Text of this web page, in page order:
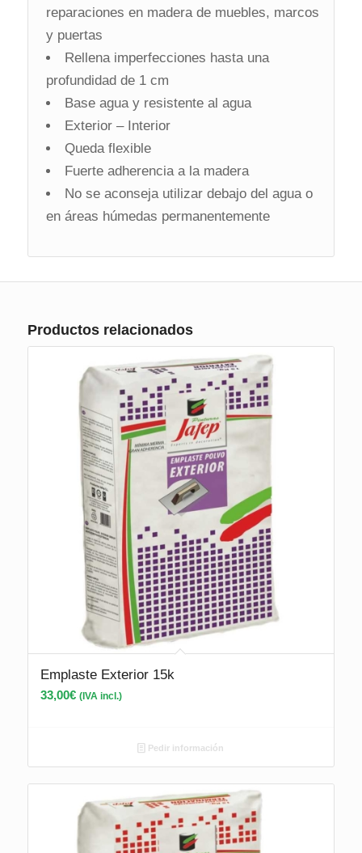
reparaciones en madera de muebles, marcos
y puertas
Rellena imperfecciones hasta una
profundidad de 1 cm
Base agua y resistente al agua
Exterior – Interior
Queda flexible
Fuerte adherencia a la madera
No se aconseja utilizar debajo del agua o
en áreas húmedas permanentemente
Productos relacionados
Emplaste Exterior 15k
33,00€ (IVA incl.)
Pedir información